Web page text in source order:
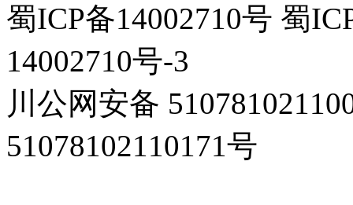
蜀ICP备14002710号 蜀
14002710号-3
川公网安备
51078102110171号